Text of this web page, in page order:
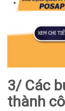
3/ Các
thành